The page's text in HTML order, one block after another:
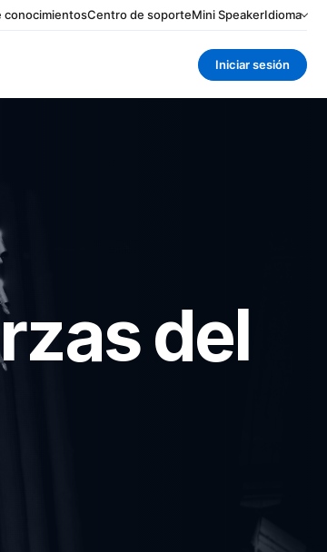
conocimientosCentro de soporteMini SpeakerIdioma
Iniciar sesión
del